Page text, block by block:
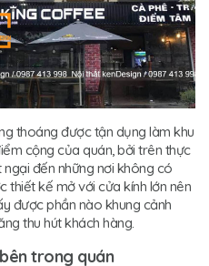
thoáng được tận dụng làm khu
cộng của quán, bởi trên thực
đến những nơi không có
thiết kế mở với cửa kính lớn nên
được phần nào khung cảnh
thu hút khách hàng.
trong quán